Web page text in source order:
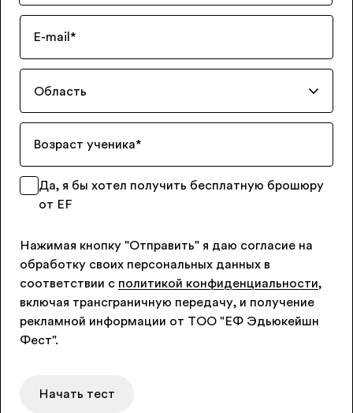
E-mail *
Область
Возраст ученика*
Да, я бы хотел получить бесплатную брошюру
от EF
Нажимая кнопку "Отправить" я даю согласие на
обработку своих персональных данных в
соответствии с политикой конфиденциальности,
включая трансграничную передачу, и получение
рекламной информации от ТОО "ЕФ Эдьюкейшн
Фест".
Начать тест